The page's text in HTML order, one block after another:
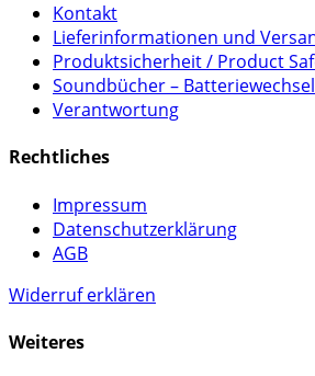
Kontakt
Lieferinformationen und
Produktsicherheit / Product
Soundbücher – Batteriewechsel
Verantwortung
Rechtliches
Impressum
Datenschutzerklärung
AGB
Widerruf erklären
Weiteres